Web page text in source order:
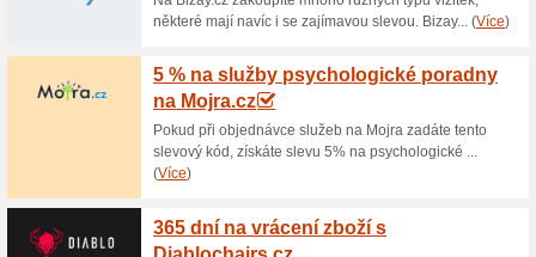
63% fungovalo
Jste věční začátečníci“
věcí sice chápete, ale pořád
internetový kurz. Látka je